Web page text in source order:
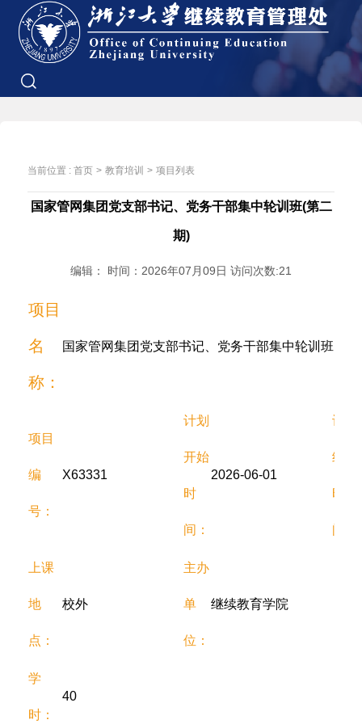
当前位置 : 首页 > 教育培训 > 项目列表
国家管网集团党支部书记、党务干部集中轮训班(第二
期)
编辑： 时间：2026年07月09日 访问次数:21
项目
名
称：
国家管网集团党支部书记、党务干部集中轮训班(第
项目
编
号：
X63331
计划
开始
时
间：
2026-06-01
计划
结束
时
间：
上课
地
点：
校外
主办
单
位：
继续教育学院
学
时：
40